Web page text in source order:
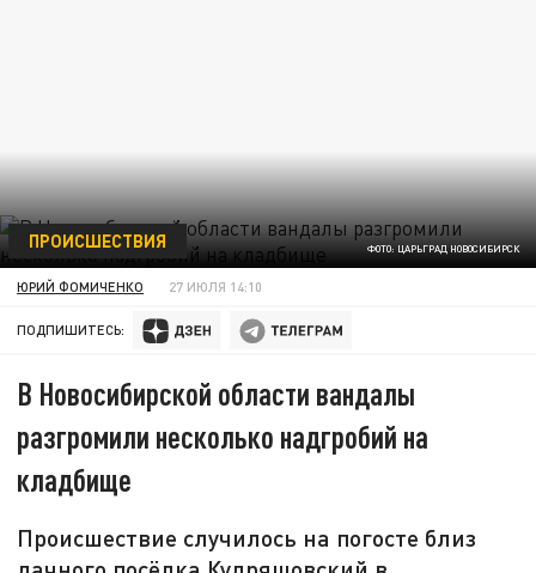
ФОТО: ЦАРЬГРАД НОВОСИБИРСК
ПРОИСШЕСТВИЯ
ЮРИЙ ФОМИЧЕНКО 27 ИЮЛЯ 14:10
ПОДПИШИТЕСЬ:
В Новосибирской области вандалы
разгромили несколько надгробий на
кладбище
Происшествие случилось на погосте близ